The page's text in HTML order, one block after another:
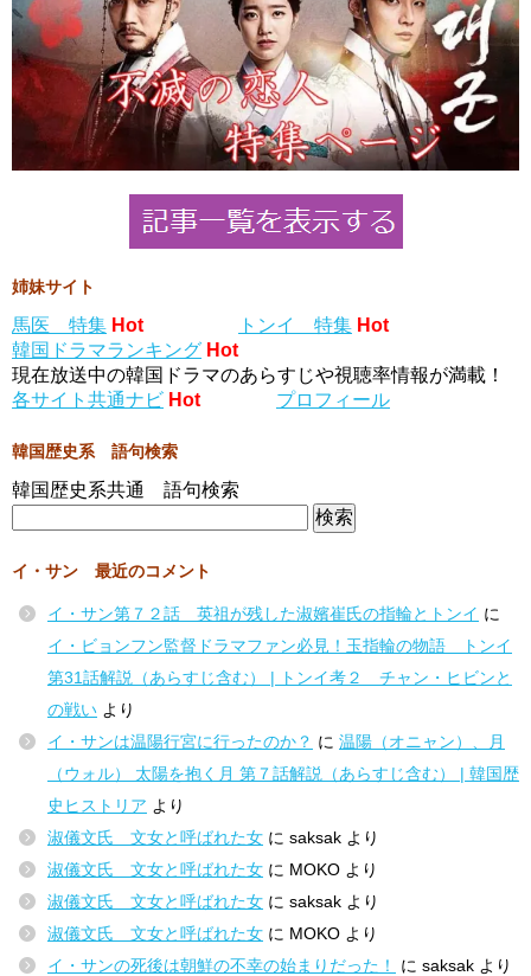
姉妹サイト
馬医 特集 Hot トンイ 特集 Hot
韓国ドラマランキング Hot
現在放送中の韓国ドラマのあらすじや視聴率情報が満載！
各サイト共通ナビ Hot プロフィール
韓国歴史系 語句検索
韓国歴史系共通 語句検索
イ・サン 最近のコメント
イ・サン第７２話 英祖が残した淑嬪崔氏の指輪とトンイ に
イ・ビョンフン監督ドラマファン必見！玉指輪の物語 トンイ
第31話解説（あらすじ含む） | トンイ考２ チャン・ヒビンと
の戦い より
イ・サンは温陽行宮に行ったのか？ に 温陽（オニャン）、月
（ウォル） 太陽を抱く月 第７話解説（あらすじ含む） | 韓国歴
史ヒストリア より
淑儀文氏 文女と呼ばれた女 に saksak より
淑儀文氏 文女と呼ばれた女 に MOKO より
淑儀文氏 文女と呼ばれた女 に saksak より
淑儀文氏 文女と呼ばれた女 に MOKO より
イ・サンの死後は朝鮮の不幸の始まりだった！
に saksak より